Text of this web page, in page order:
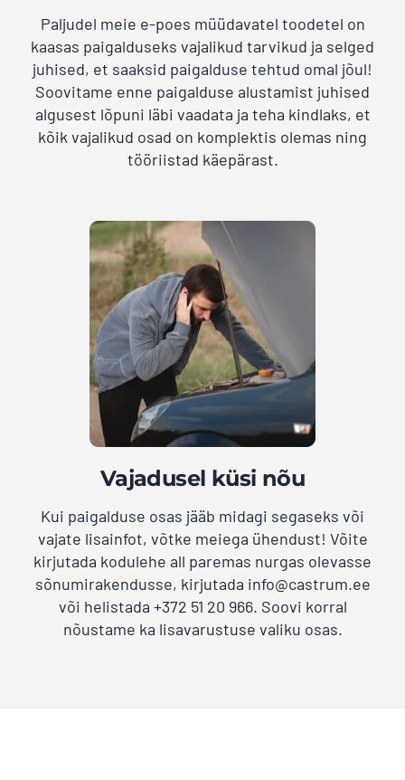
Paljudel meie e-poes müüdavatel toodetel on
kaasas paigalduseks vajalikud tarvikud ja selged
juhised, et saaksid paigalduse tehtud omal jõul!
Soovitame enne paigalduse alustamist juhised
algusest lõpuni läbi vaadata ja teha kindlaks, et
kõik vajalikud osad on komplektis olemas ning
tööriistad käepärast.
Vajadusel küsi nõu
Kui paigalduse osas jääb midagi segaseks või
vajate lisainfot, võtke meiega ühendust! Võite
kirjutada kodulehe all paremas nurgas olevasse
sõnumirakendusse, kirjutada info@castrum.ee
või helistada +372 51 20 966. Soovi korral
nõustame ka lisavarustuse valiku osas.